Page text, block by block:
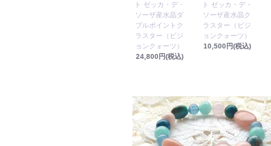
ト ゼッカ・デ・
ソーザ産水晶ダ
ブルポイントク
ラスター（ビジ
ョンクォーツ）
24,800円(税込)
ト ゼッカ・デ・
ソーザ産水晶ク
ラスター（ビジ
ョンクォーツ）
10,500円(税込)